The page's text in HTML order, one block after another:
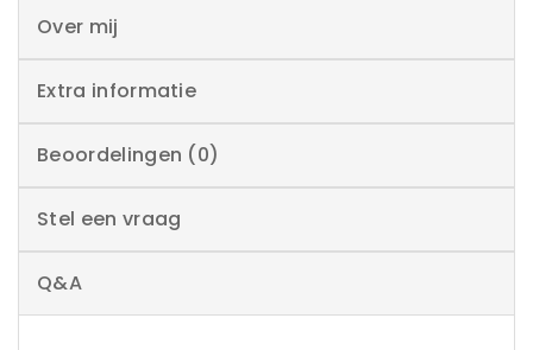
Over mij
Extra informatie
Beoordelingen (0)
Stel een vraag
Q&A